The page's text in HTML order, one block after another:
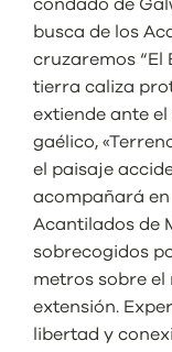
condado de
busca de los
cruzaremos “El
tierra caliza
extiende ante
gaélico,
el paisaje
acompañará
Acantilados de
sobrecogidos
metros sobre el
extensión.
libertad y